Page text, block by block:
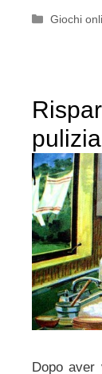
Categorie
Giochi
Dopo aver